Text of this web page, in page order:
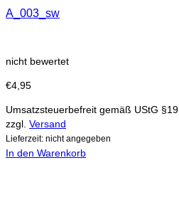
A_003_sw
nicht bewertet
€4,95
Umsatzsteuerbefreit gemäß UStG §19
zzgl. Versand
Lieferzeit: nicht angegeben
In den Warenkorb